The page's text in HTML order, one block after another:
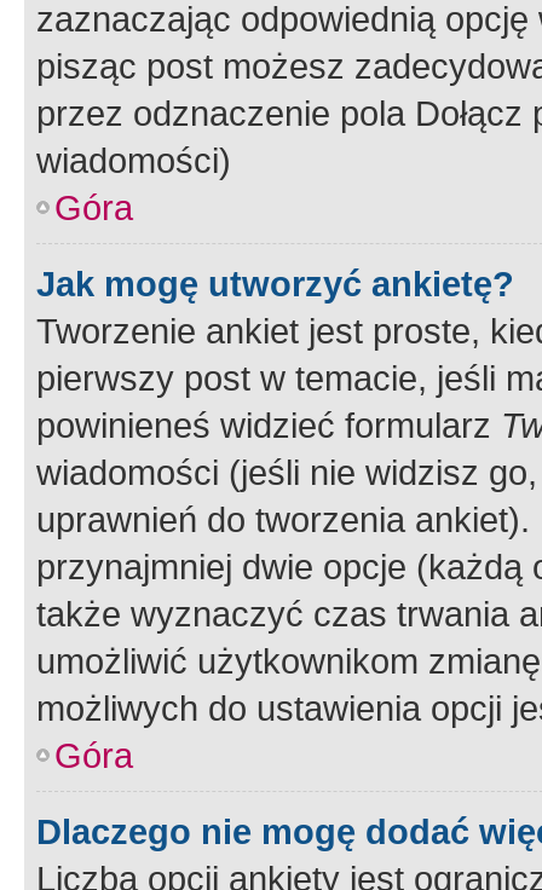
zaznaczając odpowiednią
pisząc post możesz
przez odznaczenie pola
wiadomości)
Góra
Jak mogę utworzyć ankietę?
Tworzenie ankiet jest proste,
pierwszy post w temacie, jeśli
powinieneś widzieć formularz
wiadomości (jeśli nie widzisz
uprawnień do tworzenia
przynajmniej dwie opcje
także wyznaczyć czas trwania
umożliwić użytkownikom
możliwych do ustawienia opcji
Góra
Dlaczego nie mogę dodać
Liczba opcji ankiety jest